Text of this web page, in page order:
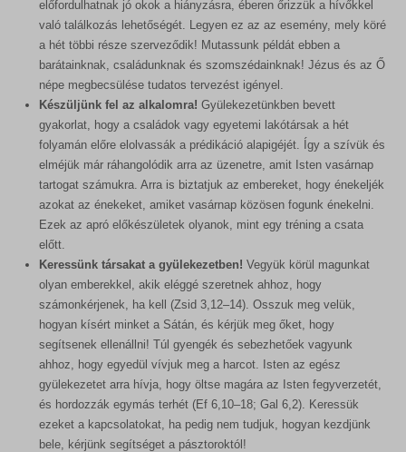
előfordulhatnak jó okok a hiányzásra, éberen őrizzük a hívőkkel
való találkozás lehetőségét. Legyen ez az az esemény, mely köré
a hét többi része szerveződik! Mutassunk példát ebben a
barátainknak, családunknak és szomszédainknak! Jézus és az Ő
népe megbecsülése tudatos tervezést igényel.
Készüljünk fel az alkalomra! Gyülekezetünkben bevett
gyakorlat, hogy a családok vagy egyetemi lakótársak a hét
folyamán előre elolvassák a prédikáció alapigéjét. Így a szívük és
elméjük már ráhangolódik arra az üzenetre, amit Isten vasárnap
tartogat számukra. Arra is biztatjuk az embereket, hogy énekeljék
azokat az énekeket, amiket vasárnap közösen fogunk énekelni.
Ezek az apró előkészületek olyanok, mint egy tréning a csata
előtt.
Keressünk társakat a gyülekezetben! Vegyük körül magunkat
olyan emberekkel, akik eléggé szeretnek ahhoz, hogy
számonkérjenek, ha kell (Zsid 3,12–14). Osszuk meg velük,
hogyan kísért minket a Sátán, és kérjük meg őket, hogy
segítsenek ellenállni! Túl gyengék és sebezhetőek vagyunk
ahhoz, hogy egyedül vívjuk meg a harcot. Isten az egész
gyülekezetet arra hívja, hogy öltse magára az Isten fegyverzetét,
és hordozzák egymás terhét (Ef 6,10–18; Gal 6,2). Keressük
ezeket a kapcsolatokat, ha pedig nem tudjuk, hogyan kezdjünk
bele, kérjünk segítséget a pásztoroktól!
woocommerce_items_in_cart
woocommerce_recently_viewed
wordpress_logged_in_*
wordpress_test_cookie
wp_lang
wp_woocommerce_session_*
wp-settings-*
wp-settings-time-*
_ga
_ga_*
rs6_overview_pagination
sbjs_current
sbjs_current_add
sbjs_first
sbjs_first_add
sbjs_migrations
sbjs_session
sbjs_udata
tk_ai
Ez a kategória minden olyan sütit, domaint és szolgáltatást
magában foglal, amelyek nem tartoznak a megadott kategóriákba,
vagy amelyeket nem kategorizáltak.
Részletek megjelenítése
MicrosoftApplicationsTelemetryFirstLaunchTime
ssm_au_c